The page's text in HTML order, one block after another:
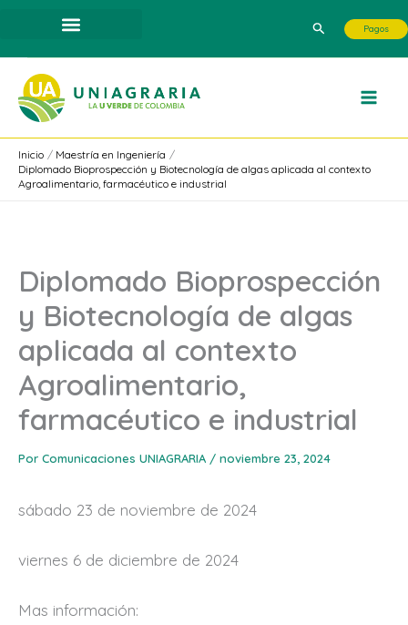
contenido
Buscar Pagos
Inicio
Maestría en Ingeniería
Diplomado Bioprospección y Biotecnología de algas aplicada al contexto
Agroalimentario, farmacéutico e industrial
Diplomado Bioprospección
y Biotecnología de algas
aplicada al contexto
Agroalimentario,
farmacéutico e industrial
Por Comunicaciones UNIAGRARIA / noviembre 23, 2024
sábado 23 de noviembre de 2024
viernes 6 de diciembre de 2024
Mas información: